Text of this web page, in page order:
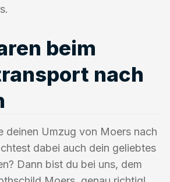
beim
nach
deinen Umzug von Moers nach
dabei auch dein geliebtes
Dann bist du bei uns, dem